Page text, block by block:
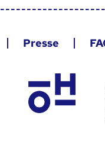
Presse